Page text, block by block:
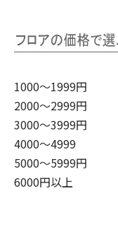
1000～1999円
2000～2999円
3000～3999円
4000～4999
5000～5999円
6000円以上